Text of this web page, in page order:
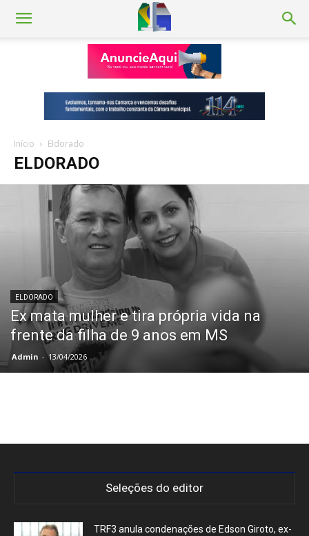
Início Eldorado
ELDORADO
ELDORADO
Ex mata mulher e tira própria vida na
frente da filha de 9 anos em MS
Admin - 13/04/2026
Seleções do editor
TRF3 anula condenações de Edson Giroto, ex-